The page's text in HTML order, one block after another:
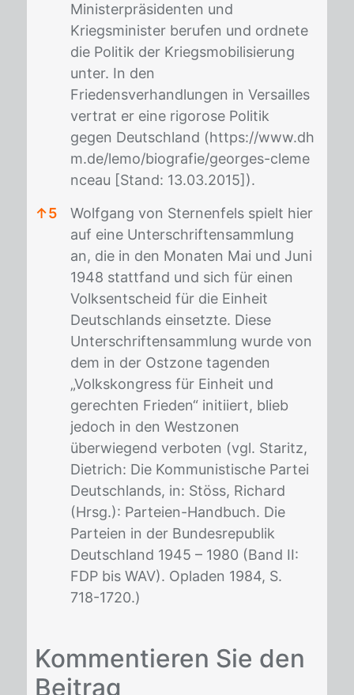
Ministerpräsidenten und
Kriegsminister berufen und ordnete
die Politik der Kriegsmobilisierung
unter. In den
Friedensverhandlungen in Versailles
vertrat er eine rigorose Politik
gegen Deutschland (https://www.dh
m.de/lemo/biografie/georges-cleme
nceau [Stand: 13.03.2015]).
↑5
Wolfgang von Sternenfels spielt hier
auf eine Unterschriftensammlung
an, die in den Monaten Mai und Juni
1948 stattfand und sich für einen
Volksentscheid für die Einheit
Deutschlands einsetzte. Diese
Unterschriftensammlung wurde von
dem in der Ostzone tagenden
„Volkskongress für Einheit und
gerechten Frieden“ initiiert, blieb
jedoch in den Westzonen
überwiegend verboten (vgl. Staritz,
Dietrich: Die Kommunistische Partei
Deutschlands, in: Stöss, Richard
(Hrsg.): Parteien-Handbuch. Die
Parteien in der Bundesrepublik
Deutschland 1945 – 1980 (Band II:
FDP bis WAV). Opladen 1984, S.
718-1720.)
Kom­men­tie­ren Sie den
Bei­trag